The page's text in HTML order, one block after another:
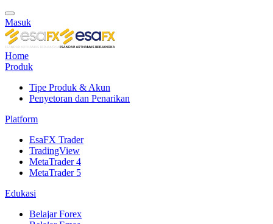
Masuk
Home
Produk
Tipe Produk & Akun
Penyetoran dan Penarikan
Platform
EsaFX Trader
TradingView
MetaTrader 4
MetaTrader 5
Edukasi
Belajar Forex